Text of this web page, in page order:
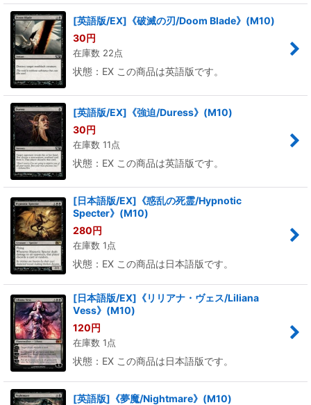
[英語版/EX]《破滅の刃/Doom Blade》(M10)
30円
在庫数 22点
状態：EX この商品は英語版です。
[英語版/EX]《強迫/Duress》(M10)
30円
在庫数 11点
状態：EX この商品は英語版です。
[日本語版/EX]《惑乱の死霊/Hypnotic
Specter》(M10)
280円
在庫数 1点
状態：EX この商品は日本語版です。
[日本語版/EX]《リリアナ・ヴェス/Liliana
Vess》(M10)
120円
在庫数 1点
状態：EX この商品は日本語版です。
[英語版]《夢魔/Nightmare》(M10)